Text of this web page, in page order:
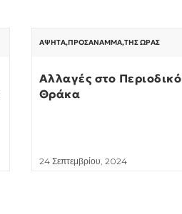
ΆΨΗΤΑ,ΠΡΟΣΆΝΑΜΜΑ,ΤΗΣ ΏΡΑΣ
Αλλαγές στο Περιοδικό
Θράκα
24 Σεπτεμβρίου, 2024